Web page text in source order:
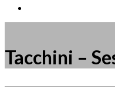
Tacchini –